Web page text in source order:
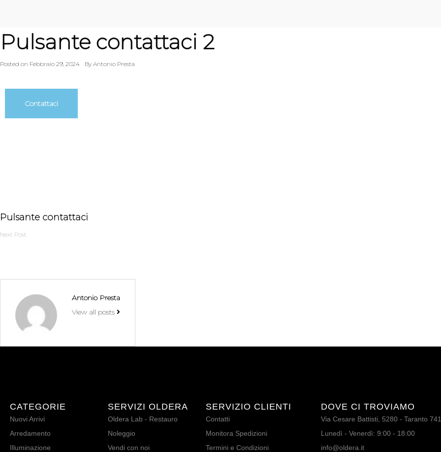
Pulsante contattaci 2
Posted on Febbraio 29, 2024 By Antonio Presta
Contattaci
Pulsante contattaci
Next Post
Antonio Presta
View all posts
CATEGORIE
Nuovi Arrivi
Arredamento
Illuminazione
SERVIZI OLDERA
Oldera Lab - Restauro
Noleggio
Vendi con noi
SERVIZIO CLIENTI
Contatti
Monitora Spedizioni
Termini e Condizioni
DOVE CI TROVIAMO
Via Cesare Battisti, 5280 - Taranto
Lunedì - Venerdì: 9:00 - 18:00
info@oldera.it